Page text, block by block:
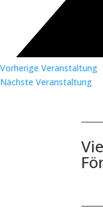
Vorherige Veranstaltung
Nächste Veranstaltung